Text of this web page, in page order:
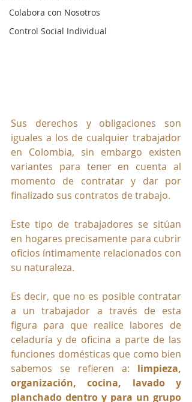
Colabora con Nosotros
Control Social Individual
Sus derechos y obligaciones son
iguales a los de cualquier trabajador
en Colombia, sin embargo existen
variantes para tener en cuenta al
momento de contratar y dar por
finalizado sus contratos de trabajo.
Este tipo de trabajadores se sitúan
en hogares precisamente para cubrir
oficios íntimamente relacionados con
su naturaleza.
Es decir, que no es posible contratar
a un trabajador a través de esta
figura para que realice labores de
celaduría y de oficina a parte de las
funciones domésticas que como bien
sabemos se refieren a: limpieza,
organización, cocina, lavado y
planchado dentro y para un grupo